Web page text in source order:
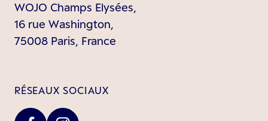
WOJO Champs Elysées,
16 rue Washington,
75008 Paris, France
RÉSEAUX SOCIAUX